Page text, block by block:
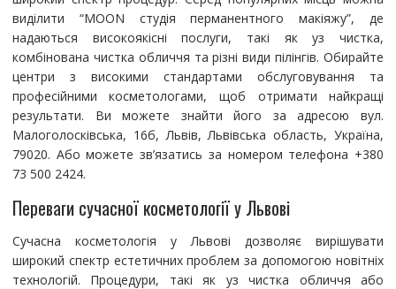
виділити “MOON студія перманентного макіяжу”, де
надаються високоякісні послуги, такі як уз чистка,
комбінована чистка обличчя та різні види пілінгів. Обирайте
центри з високими стандартами обслуговування та
професійними косметологами, щоб отримати найкращі
результати. Ви можете знайти його за адресою вул.
Малоголосківська, 16б, Львів, Львівська область, Україна,
79020. Або можете зв’язатись за номером телефона +380
73 500 2424.
Переваги сучасної косметології у Львові
Сучасна косметологія у Львові дозволяє вирішувати
широкий спектр естетичних проблем за допомогою новітніх
технологій. Процедури, такі як уз чистка обличчя або